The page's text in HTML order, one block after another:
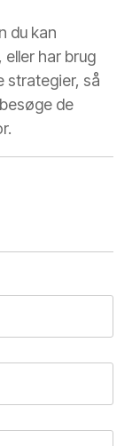
du kan
har brug
strategier, så
de